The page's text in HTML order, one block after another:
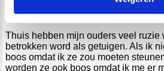
kunnen ontvangen en verwerken.
dat de kinderen uit mijn klas spullen
steeds uitdagen om te vechten.
Thuis hebben mijn ouders veel ruzie
betrokken word als getuigen. Als ik
boos omdat ik ze zou moeten
worden ze ook boos omdat ik me er